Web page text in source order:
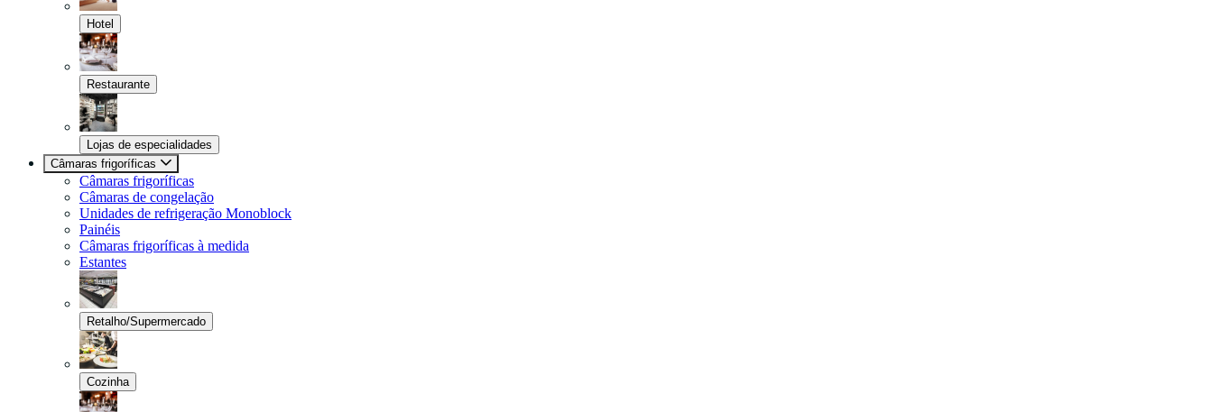
Hotel
Restaurante
Lojas de especialidades
Câmaras frigoríficas
Câmaras frigoríficas
Câmaras de congelação
Unidades de refrigeração Monoblock
Painéis
Câmaras frigoríficas à medida
Estantes
Retalho/Supermercado
Cozinha